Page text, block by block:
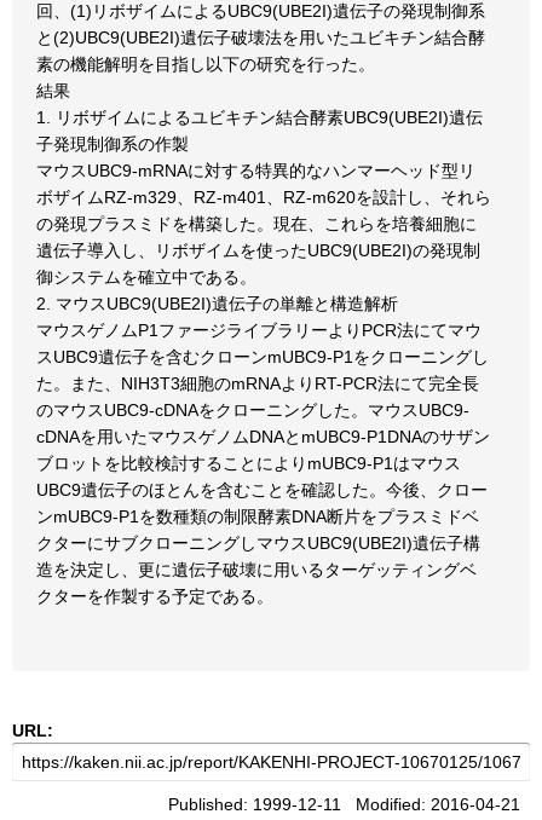
回、(1)リボザイムによるUBC9(UBE2I)遺伝子の発現制御系
と(2)UBC9(UBE2I)遺伝子破壊法を用いたユビキチン結合酵
素の機能解明を目指し以下の研究を行った。
結果
1. リボザイムによるユビキチン結合酵素UBC9(UBE2I)遺伝
子発現制御系の作製
マウスUBC9-mRNAに対する特異的なハンマーヘッド型リ
ボザイムRZ-m329、RZ-m401、RZ-m620を設計し、それら
の発現プラスミドを構築した。現在、これらを培養細胞に
遺伝子導入し、リボザイムを使ったUBC9(UBE2I)の発現制
御システムを確立中である。
2. マウスUBC9(UBE2I)遺伝子の単離と構造解析
マウスゲノムP1ファージライブラリーよりPCR法にてマウ
スUBC9遺伝子を含むクローンmUBC9-P1をクローニングし
た。また、NIH3T3細胞のmRNAよりRT-PCR法にて完全長
のマウスUBC9-cDNAをクローニングした。マウスUBC9-
cDNAを用いたマウスゲノムDNAとmUBC9-P1DNAのサザン
ブロットを比較検討することによりmUBC9-P1はマウス
UBC9遺伝子のほとんを含むことを確認した。今後、クロー
ンmUBC9-P1を数種類の制限酵素DNA断片をプラスミドベ
クターにサブクローニングしマウスUBC9(UBE2I)遺伝子構
造を決定し、更に遺伝子破壊に用いるターゲッティングベ
クターを作製する予定である。
URL:
Published: 1999-12-11 Modified: 2016-04-21